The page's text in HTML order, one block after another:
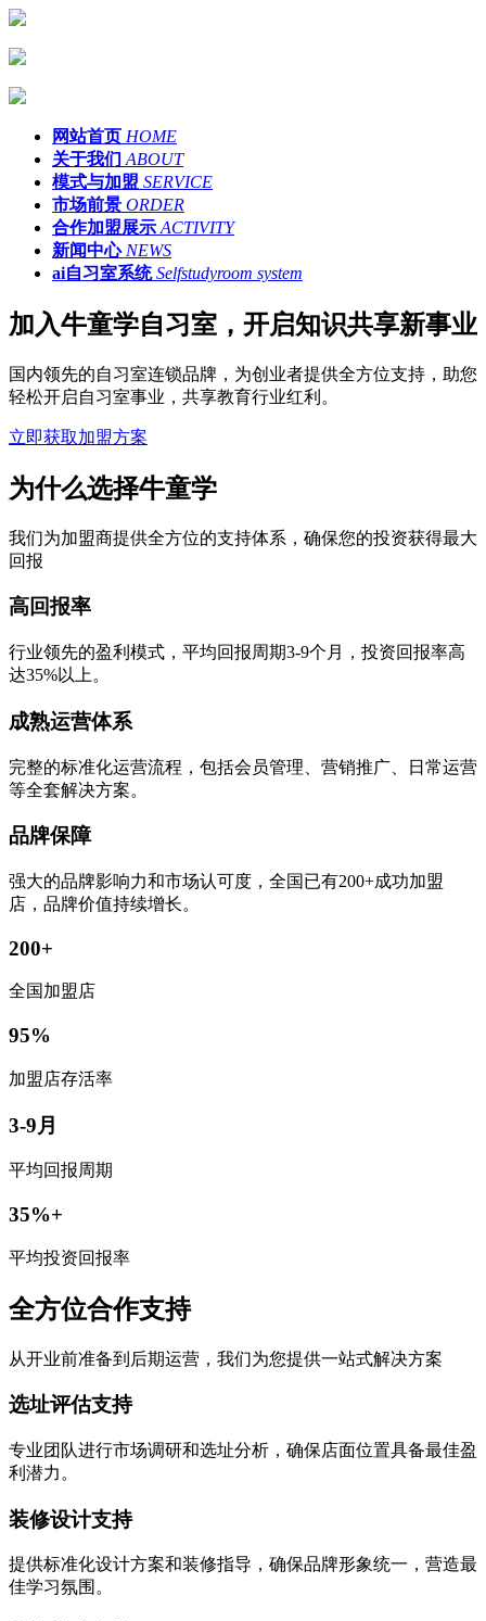
网站首页 HOME
关于我们 ABOUT
模式与加盟 SERVICE
市场前景 ORDER
合作加盟展示 ACTIVITY
新闻中心 NEWS
ai自习室系统 Selfstudyroom system
加入牛童学自习室，开启知识共享新事业
国内领先的自习室连锁品牌，为创业者提供全方位支持，助您
轻松开启自习室事业，共享教育行业红利。
立即获取加盟方案
为什么选择牛童学
我们为加盟商提供全方位的支持体系，确保您的投资获得最大
回报
高回报率
行业领先的盈利模式，平均回报周期3-9个月，投资回报率高
达35%以上。
成熟运营体系
完整的标准化运营流程，包括会员管理、营销推广、日常运营
等全套解决方案。
品牌保障
强大的品牌影响力和市场认可度，全国已有200+成功加盟
店，品牌价值持续增长。
200+
全国加盟店
95%
加盟店存活率
3-9月
平均回报周期
35%+
平均投资回报率
全方位合作支持
从开业前准备到后期运营，我们为您提供一站式解决方案
选址评估支持
专业团队进行市场调研和选址分析，确保店面位置具备最佳盈
利潜力。
装修设计支持
提供标准化设计方案和装修指导，确保品牌形象统一，营造最
佳学习氛围。